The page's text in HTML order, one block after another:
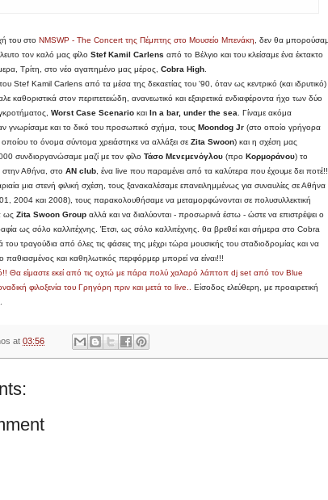
του στο NMSWP - The Concert της Πέμπτης στο Μουσείο Μπενάκη, δεν θα
τον καλό μας φίλο Stef Kamil Carlens από το Βέλγιο και του κλείσαμε ένα έκτακτο
Τρίτη, στο νέο αγαπημένο μας μέρος, Cobra High.
Stef Kamil Carlens από τα μέσα της δεκαετίας του '90, όταν ως κεντρικό (και ιδρυτικό)
καθοριστικά στον περιπετειώδη, ανανεωτικό και εξαιρετικά ενδιαφέροντα ήχο των δύο
Worst Case Scenario και In a bar, under the sea. Γίναμε ακόμα
γνωρίσαμε και το δικό του προσωπικό σχήμα, τους Moondog Jr (στο οποίο γρήγορα
οποίου το όνομα σύντομα χρειάστηκε να αλλάξει σε Zita Swoon) και η σχέση μας
συνδιοργανώσαμε μαζί με τον φίλο Τάσο Μενεμενόγλου (προ Κορμοράνου) το
Αθήνα, στο AN club, ένα live που παραμένει από τα καλύτερα που έχουμε δει ποτέ!!
μια στενή φιλική σχέση, τους ξανακαλέσαμε επανειλημμένως για συναυλίες σε Αθήνα
2004 και 2008), τους παρακολουθήσαμε να μεταμορφώνονται σε πολυσυλλεκτική
ως Zita Swoon Group αλλά και να διαλύονται - προσωρινά έστω - ώστε να επιστρέψει ο
ως σόλο καλλιτέχνης. Έτσι, ως σόλο καλλιτέχνης. θα βρεθεί και σήμερα στο Cobra
του τραγούδια από όλες τις φάσεις της μέχρι τώρα μουσικής του σταδιοδρομίας και να
παθιασμένος και καθηλωτικός περφόρμερ μπορεί να είναι!!!
Θα είμαστε εκεί από τις οχτώ με πάρα πολύ χαλαρό λάπτοπ dj set από τον Blue
φιλοξενία του Γρηγόρη πριν και μετά το live.. Είσοδος ελεύθερη, με προαιρετική
at 03:56